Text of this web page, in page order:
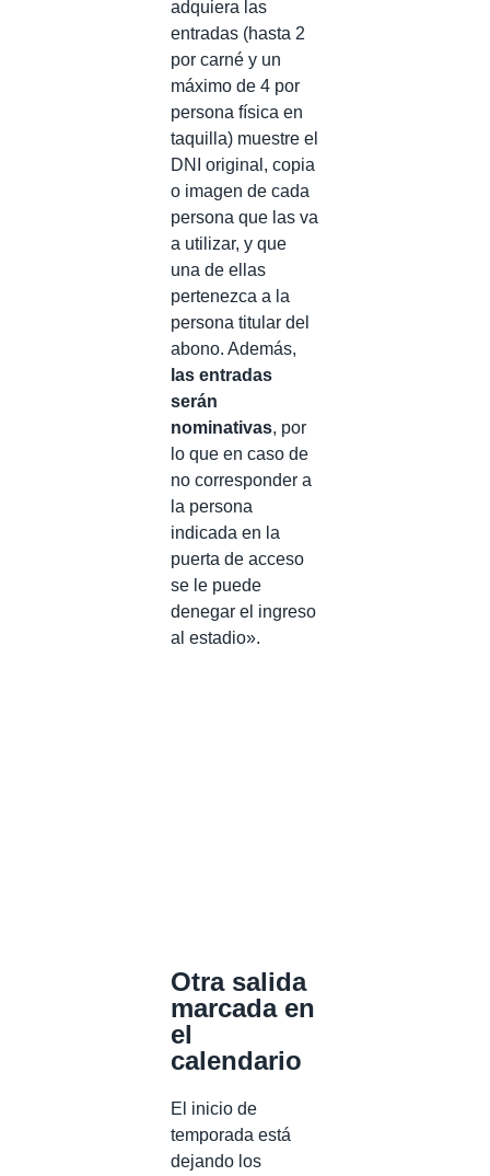
adquiera las
entradas (hasta 2
por carné y un
máximo de 4 por
persona física en
taquilla) muestre el
DNI original, copia
o imagen de cada
persona que las va
a utilizar, y que
una de ellas
pertenezca a la
persona titular del
abono. Además,
las entradas
serán
nominativas, por
lo que en caso de
no corresponder a
la persona
indicada en la
puerta de acceso
se le puede
denegar el ingreso
al estadio».
Otra salida
marcada en
el
calendario
El inicio de
temporada está
dejando los